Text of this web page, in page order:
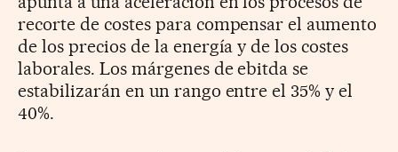
recorte de costes para compensar el aumento
de los precios de la energía y de los costes
laborales. Los márgenes de ebitda se
estabilizarán en un rango entre el 35% y el
40%.